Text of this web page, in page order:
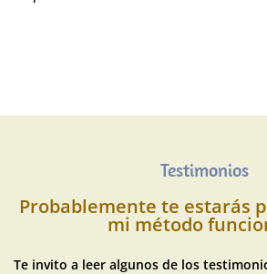
Testimonios
Probablemente te estarás
mi método
Te invito a leer algunos de los